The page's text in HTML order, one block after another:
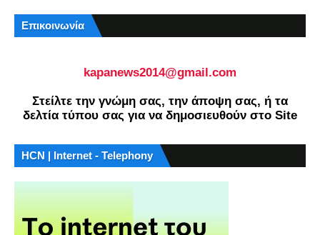
Επικοινωνία
kapanews2014@gmail.com
Στείλτε την γνώμη σας, την άποψη σας, ή τα
δελτία τύπου σας για να δημοσιευθούν στο Site
HCN | Internet - Telephony